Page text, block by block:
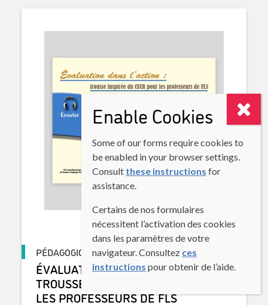
PÉDAGOGIQUE
ÉVALUATION DANS L’ACTION :
TROUSSE INSPIRÉE DU CECR POUR
LES PROFESSEURS DE FLS
Enable Cookies
Some of our forms require cookies to
be enabled in your browser settings.
Consult these instructions for
assistance.
Certains de nos formulaires
nécessitent l’activation des cookies
dans les paramètres de votre
navigateur. Consultez ces
instructions pour obtenir de l’aide.